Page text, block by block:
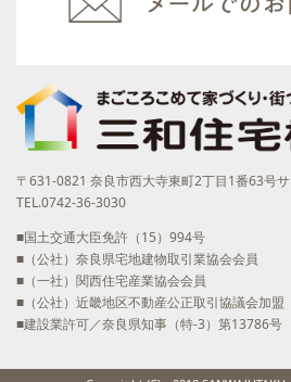
〒631-0821 奈良市西大寺東町2丁目1番63号
TEL.0742-36-3030
■国土交通大臣免許（15）994号
■（公社）奈良県宅地建物取引業協会会員
■（一社）関西住宅産業協会会員
■（公社）近畿地区不動産公正取引協議会加盟
■建設業許可／奈良県知事（特-3）第13786号